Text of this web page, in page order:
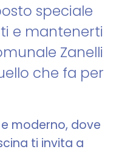
speciale
e mantenerti
Zanelli
che fa per
moderno, dove
ti invita a